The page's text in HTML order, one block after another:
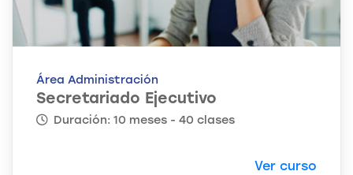
Área Administración
Secretariado Ejecutivo
Duración: 10 meses - 40 clases
Ver curso